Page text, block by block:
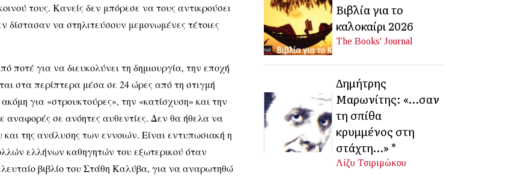
τους. Κανείς δεν μπόρεσε να τους αντικρούσει
δίστασαν να στηλιτεύσουν μεμονωμένες τέτοιες
ποτέ για να διευκολύνει τη δημιουργία, την εποχή
στα περίπτερα μέσα σε 24 ώρες από τη στιγμή
για «στρουκτούρες», την «κατίσχυση» και την
αναφορές σε ανόητες αυθεντίες. Δεν θα ήθελα να
της ανάλυσης των εννοιών. Είναι εντυπωσιακή η
ελλήνων καθηγητών του εξωτερικού όταν
βιβλίο του Στάθη Καλύβα, για να αναρωτηθώ
Βιβλία για το
καλοκαίρι 2026
The Books' Journal
Δημήτρης
Μαρωνίτης: «…σαν
τη σπίθα
κρυμμένος στη
στάχτη…» *
Λίζυ Τσιριμώκου